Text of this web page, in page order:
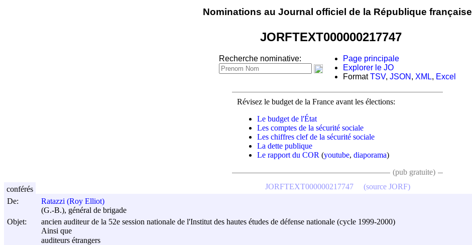
Nominations au Journal officiel de la République française
JORFTEXT000000217747
Recherche nominative:
Page principale
Explorer le JO
FormatTSV, JSON , XML, Excel
Révisez le budget de la France avant les élections:
Le budget de l'État
Les comptes de la sécurité sociale
Les chiffres clef de la sécurité sociale
La dette publique
Le rapport du COR (youtube, diaporama)
(pub gratuite)
De:
Ratazzi (Roy Elliot)
(G.-B.), général de brigade
Objet:
ancien auditeur de la 52e session nationale de l'Institut des hautes études de défense nationale (cycle 1999-2000)
Ainsi que
auditeurs étrangers
JORFTEXT000000217747 (source JORF)
conférés